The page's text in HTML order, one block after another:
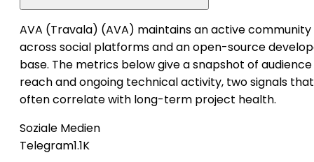
AVA (Travala) (AVA) maintains an active community
across social platforms and an open-source
base. The metrics below give a snapshot of audience
reach and ongoing technical activity, two signals that
often correlate with long-term project health.
Soziale Medien
Telegram1.1K